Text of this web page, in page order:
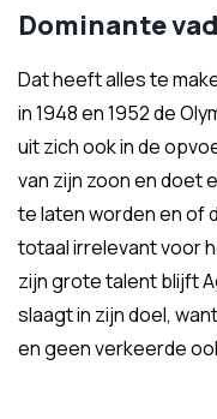
Dominante
Dat heeft alles te
in 1948 en 1952 de
uit zich ook in de
van zijn zoon en doet
te laten worden en of
totaal irrelevant voor
zijn grote talent blijft
slaagt in zijn doel,
en geen verkeerde